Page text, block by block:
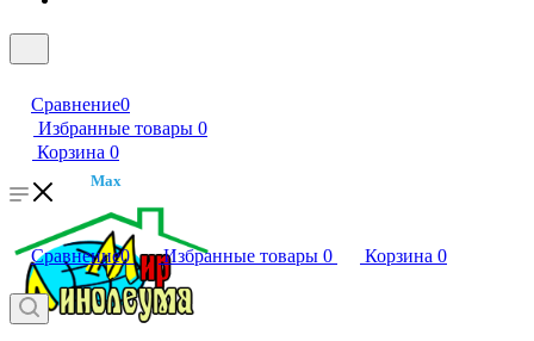
Сравнение0
Избранные товары 0
Корзина 0
Max
Сравнение0 Избранные товары 0 Корзина 0